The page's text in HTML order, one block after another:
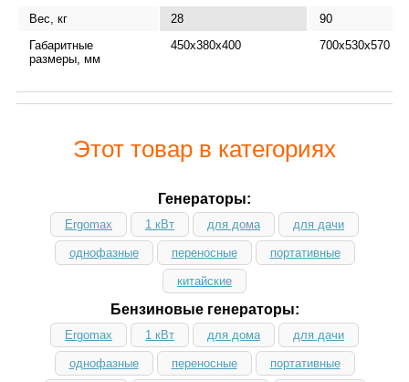
Вес, кг
28
90
Габаритные
размеры, мм
450x380x400 700х530х570
Этот товар в категориях
Генераторы:
Ergomax 1 кВт для дома для дачи
однофазные переносные портативные
китайские
Бензиновые генераторы:
Ergomax 1 кВт для дома для дачи
однофазные переносные портативные